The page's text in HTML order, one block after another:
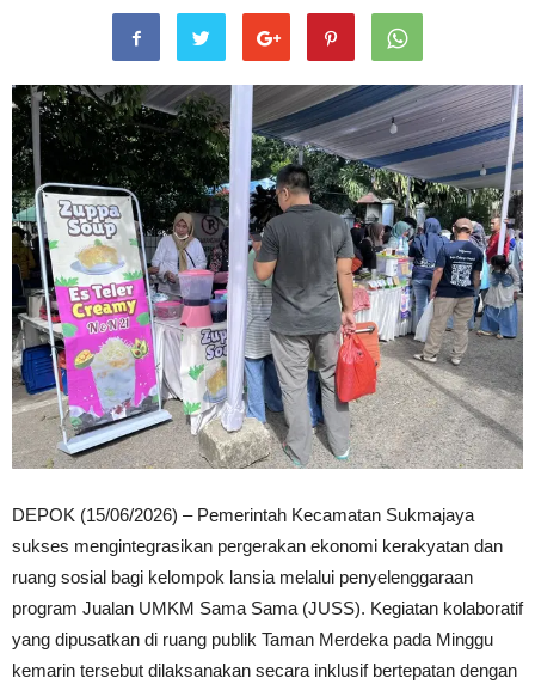
DEPOK (15/06/2026) – Pemerintah Kecamatan Sukmajaya
sukses mengintegrasikan pergerakan ekonomi kerakyatan dan
ruang sosial bagi kelompok lansia melalui penyelenggaraan
program Jualan UMKM Sama Sama (JUSS). Kegiatan kolaboratif
yang dipusatkan di ruang publik Taman Merdeka pada Minggu
kemarin tersebut dilaksanakan secara inklusif bertepatan dengan